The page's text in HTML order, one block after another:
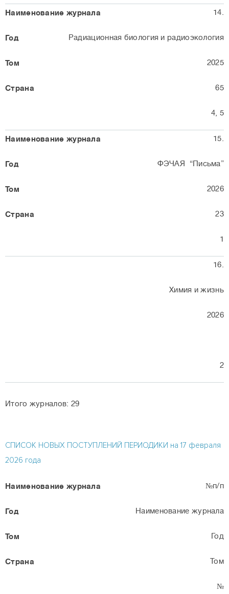
14.
Радиационная биология и радиоэкология
2025
65
4, 5
15.
ФЭЧАЯ “Письма”
2026
23
1
16.
Химия и жизнь
2026
2
Итого журналов: 29
СПИСОК НОВЫХ ПОСТУПЛЕНИЙ ПЕРИОДИКИ на 17 февраля
2026 года
№п/п
Наименование журнала
Год
Том
№